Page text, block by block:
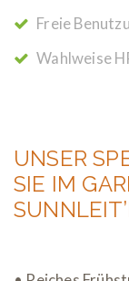
Freie
Wahlweise
UNSER
SIE IM